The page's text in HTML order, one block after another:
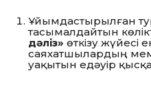
Ұйымдастырылған
тасымалдайтын
дәліз» өткізу жүйесі
саяхатшылардың
уақытын едәуір